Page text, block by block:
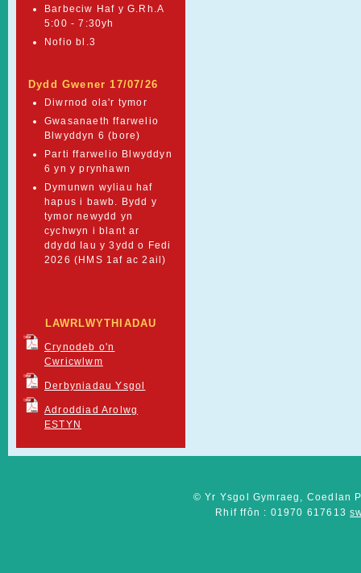
Barbeciw Haf y G.Rh.A
5:00 - 7:30yh
Nofio bl.3
Dydd Gwener 17/07/26
Diwrnod ola'r tymor
Gwasanaeth ffarwelio
Blwyddyn 6 (bore)
Parti ffarwelio Blwyddyn
6 yn y prynhawn
Dymunwn wyliau haf
hapus i bawb. Bydd y
tymor newydd yn
cychwyn i blant ar
ddydd Iau y 3ydd o Fedi
2026 (HMS 1af ac 2ail)
LAWRLWYTHIADAU
Crynodeb o'n
Cwricwlwm
Derbyniadau Ysgol
Adroddiad Arolwg
ESTYN
© Yr Ysgol Gymraeg, Coedlan
Rhif ffôn : 01970 617613